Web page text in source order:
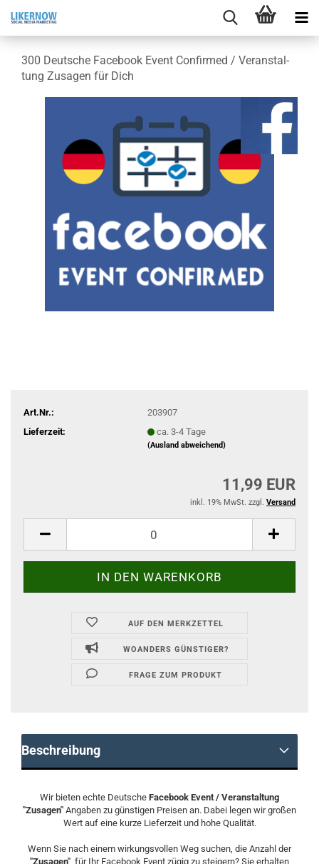
300 Deut­sche Face­book Event Con­fir­med / Ver­an­stal­
tung Zu­sa­gen für Dich
Art.Nr.:
203907
Lieferzeit:
ca. 3-4 Tage
(Ausland abweichend)
11,99 EUR
inkl. 19% MwSt. zzgl. Versand
AUF DEN MERKZETTEL
WOANDERS GÜNSTIGER?
FRAGE ZUM PRODUKT
Beschreibung
Wir bieten echte Deutsche Facebook Event / Veranstaltung
"Zusagen" Angaben zu günstigen Preisen an. Dabei legen wir großen
Wert auf eine kurze Lieferzeit und hohe Qualität.
Wenn Sie nach einem wirkungsvollen Weg suchen, die Anzahl der
"Zusagen" für Ihr Facebook Event zügig zu steigern? Sie erhalten